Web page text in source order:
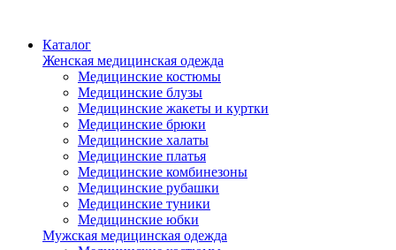
Каталог
Женская медицинская одежда
Медицинские костюмы
Медицинские блузы
Медицинские жакеты и куртки
Медицинские брюки
Медицинские халаты
Медицинские платья
Медицинские комбинезоны
Медицинские рубашки
Медицинские туники
Медицинские юбки
Мужская медицинская одежда